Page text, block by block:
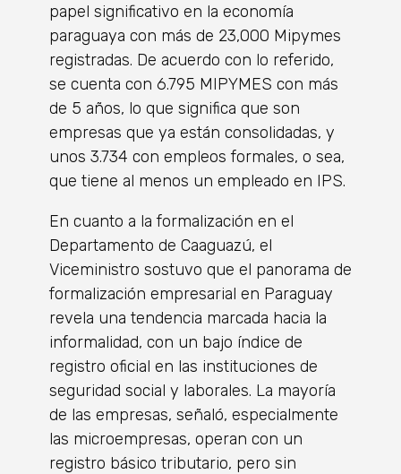
papel significativo en la economía
paraguaya con más de 23,000 Mipymes
registradas. De acuerdo con lo referido,
se cuenta con 6.795 MIPYMES con más
de 5 años, lo que significa que son
empresas que ya están consolidadas, y
unos 3.734 con empleos formales, o sea,
que tiene al menos un empleado en IPS.
En cuanto a la formalización en el
Departamento de Caaguazú, el
Viceministro sostuvo que el panorama de
formalización empresarial en Paraguay
revela una tendencia marcada hacia la
informalidad, con un bajo índice de
registro oficial en las instituciones de
seguridad social y laborales. La mayoría
de las empresas, señaló, especialmente
las microempresas, operan con un
registro básico tributario, pero sin